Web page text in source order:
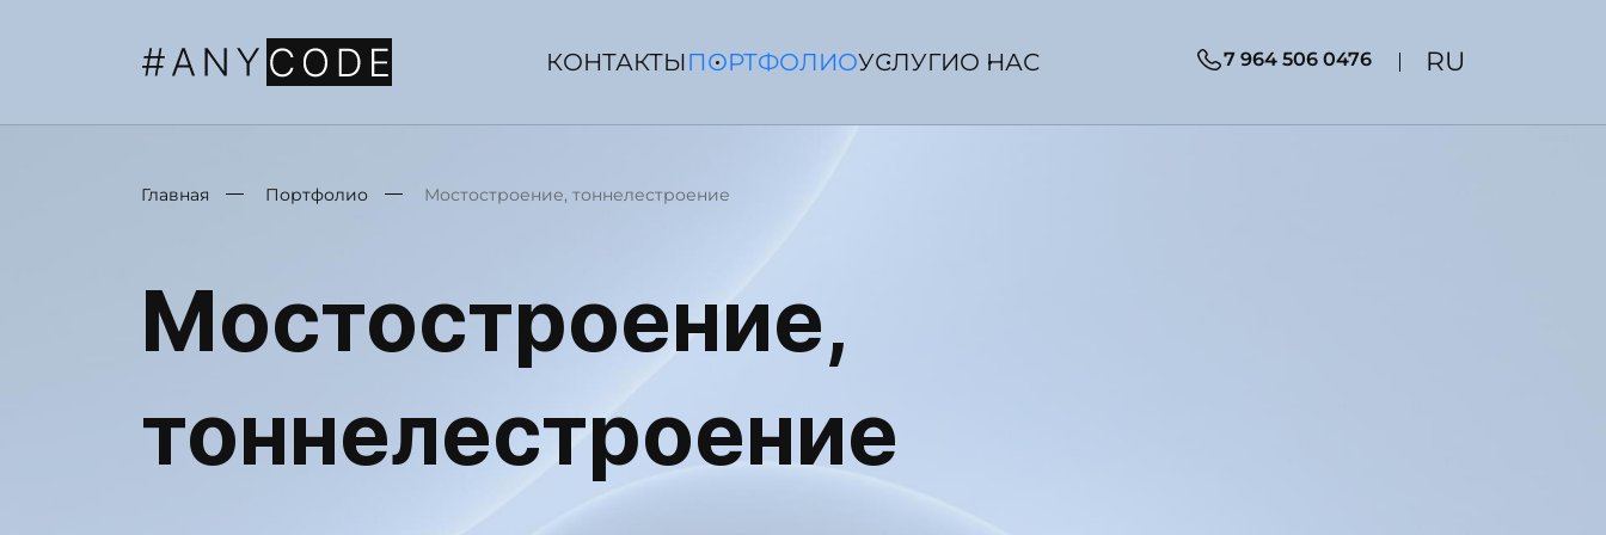
КОНТАКТЫПОРТФОЛИОУСЛУГИО НАС 7 964 506 0476 RU
Главная Портфолио Мостостроение, тоннелестроение
Мостостроение,
тоннелестроение